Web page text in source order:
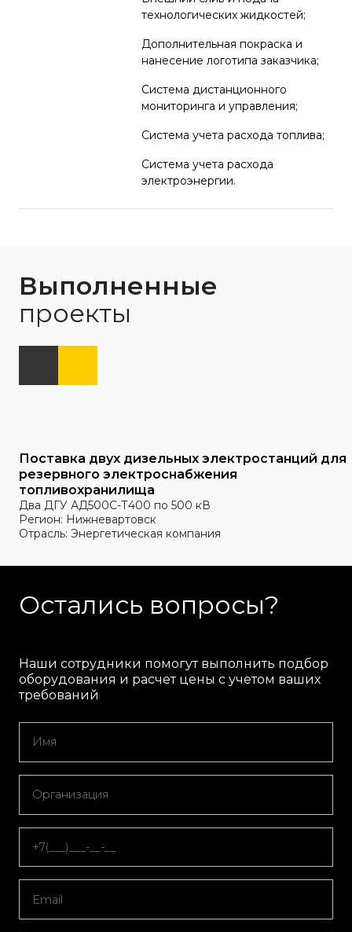
технологических жидкостей;
Дополнительная покраска и
нанесение логотипа заказчика;
Система дистанционного
мониторинга и управления;
Система учета расхода топлива;
Система учета расхода
электроэнергии.
Выполненные
проекты
Поставка двух дизельных электростанций для
резервного электроснабжения
топливохранилища
Два ДГУ АД500С-Т400 по 500 кВ
Регион: Нижневартовск
Отрасль: Энергетическая компания
Остались вопросы?
Наши сотрудники помогут выполнить подбор
оборудования и расчет цены с учетом ваших
требований